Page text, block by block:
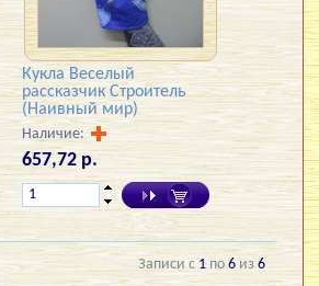
Кукла Веселый
рассказчик Строитель
(Наивный мир)
Наличие:
657,72 р.
Записи с 1 по 6 из 6